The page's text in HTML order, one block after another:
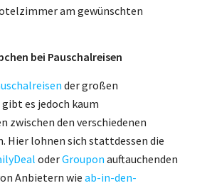
am gewünschten
bei Pauschalreisen
der großen
es jedoch kaum
zwischen den verschiedenen
Hier lohnen sich stattdessen die
oderGroupon auftauchenden
Anbietern wie ab-in-den-